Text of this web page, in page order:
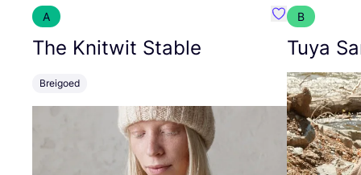
A
The Knitwit Stable
Breigoed
Favoriete
B
Tuya